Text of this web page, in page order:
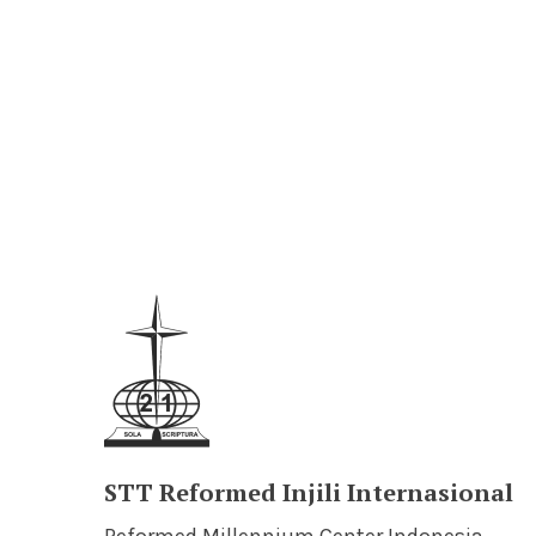
STT Reformed Injili Internasional